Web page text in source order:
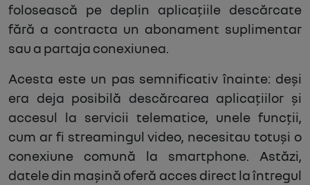
folosească pe deplin aplicațiile descărcate
fără a contracta un abonament suplimentar
sau a partaja conexiunea.
Acesta este un pas semnificativ înainte: deși
era deja posibilă descărcarea aplicațiilor și
accesul la servicii telematice, unele funcții,
cum ar fi streamingul video, necesitau totuși o
conexiune comună la smartphone. Astăzi,
datele din mașină oferă acces direct la întregul